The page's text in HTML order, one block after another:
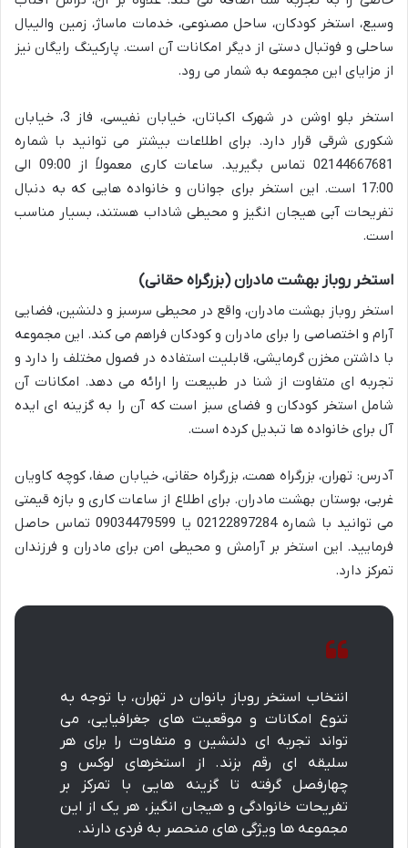
وسیع، استخر کودکان، ساحل مصنوعی، خدمات ماساژ، زمین والیبال
ساحلی و فوتبال دستی از دیگر امکانات آن است. پارکینگ رایگان نیز
از مزایای این مجموعه به شمار می رود.
استخر بلو اوشن در شهرک اکباتان، خیابان نفیسی، فاز 3، خیابان
شکوری شرقی قرار دارد. برای اطلاعات بیشتر می توانید با شماره
02144667681 تماس بگیرید. ساعات کاری معمولاً از 09:00 الی
17:00 است. این استخر برای جوانان و خانواده هایی که به دنبال
تفریحات آبی هیجان انگیز و محیطی شاداب هستند، بسیار مناسب
است.
استخر روباز بهشت مادران (بزرگراه حقانی)
استخر روباز بهشت مادران، واقع در محیطی سرسبز و دلنشین، فضایی
آرام و اختصاصی را برای مادران و کودکان فراهم می کند. این مجموعه
با داشتن مخزن گرمایشی، قابلیت استفاده در فصول مختلف را دارد و
تجربه ای متفاوت از شنا در طبیعت را ارائه می دهد. امکانات آن
شامل استخر کودکان و فضای سبز است که آن را به گزینه ای ایده
آل برای خانواده ها تبدیل کرده است.
آدرس: تهران، بزرگراه همت، بزرگراه حقانی، خیابان صفا، کوچه کاویان
غربی، بوستان بهشت مادران. برای اطلاع از ساعات کاری و بازه قیمتی
می توانید با شماره 02122897284 یا 09034479599 تماس حاصل
فرمایید. این استخر بر آرامش و محیطی امن برای مادران و فرزندان
تمرکز دارد.
انتخاب استخر روباز بانوان در تهران، با توجه به
تنوع امکانات و موقعیت های جغرافیایی، می
تواند تجربه ای دلنشین و متفاوت را برای هر
سلیقه ای رقم بزند. از استخرهای لوکس و
چهارفصل گرفته تا گزینه هایی با تمرکز بر
تفریحات خانوادگی و هیجان انگیز، هر یک از این
مجموعه ها ویژگی های منحصر به فردی دارند.